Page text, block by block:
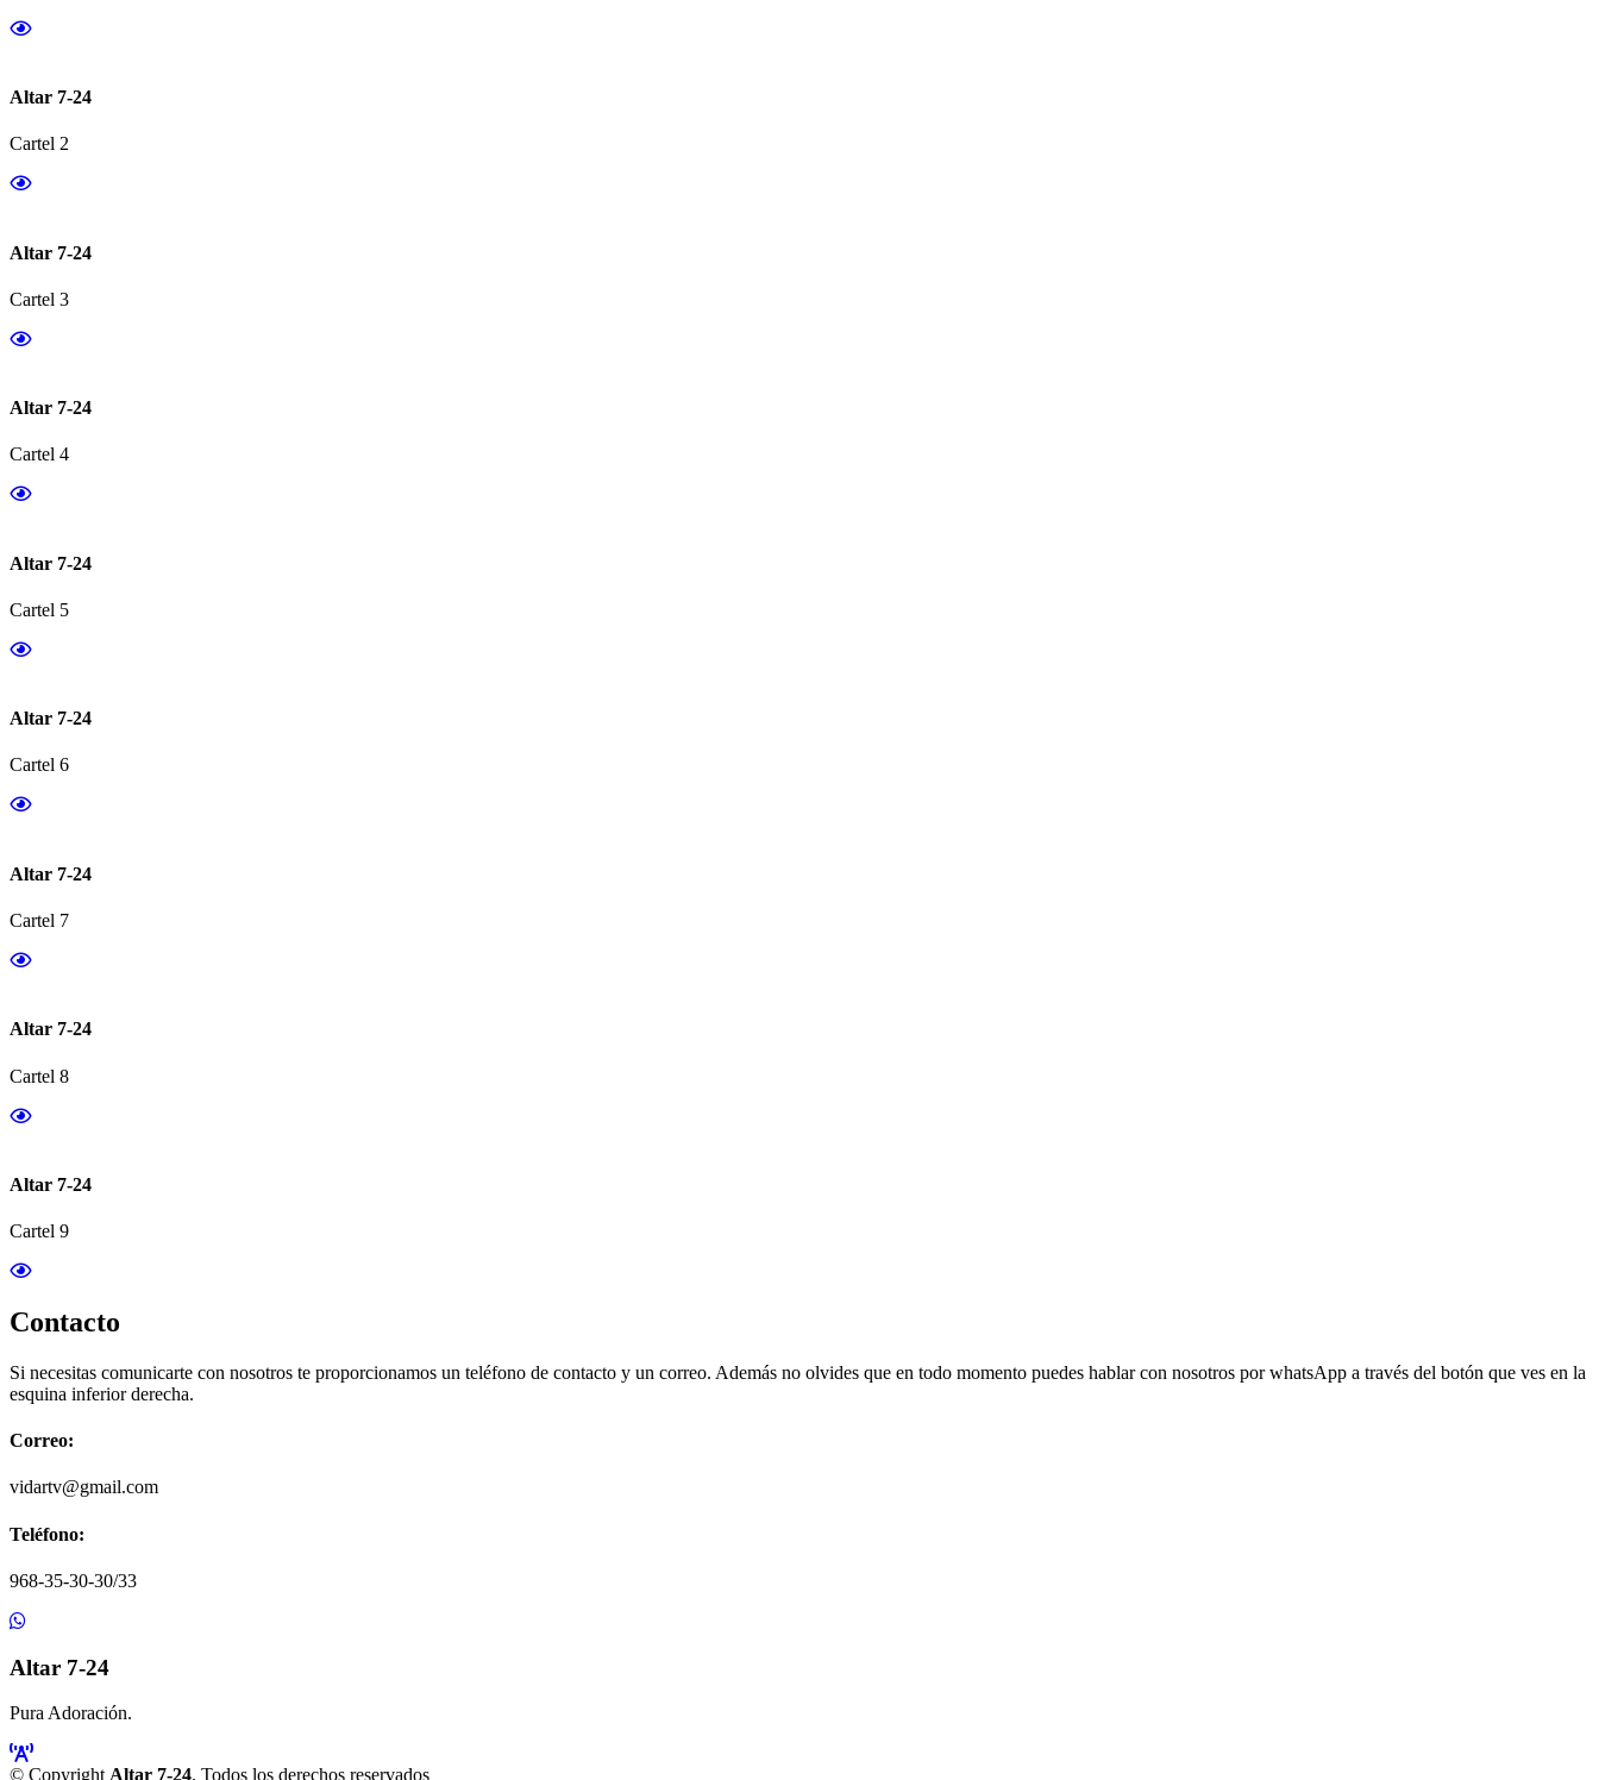
Altar 7-24
Cartel 2
Altar 7-24
Cartel 3
Altar 7-24
Cartel 4
Altar 7-24
Cartel 5
Altar 7-24
Cartel 6
Altar 7-24
Cartel 7
Altar 7-24
Cartel 8
Altar 7-24
Cartel 9
Contacto
Si necesitas comunicarte con nosotros te proporcionamos un teléfono de contacto y un correo. Además no olvides que en todo momento puedes hablar con nosotros por whatsApp a través del botón que ves en la
esquina inferior derecha.
Correo:
vidartv@gmail.com
Teléfono:
968-35-30-30/33
Altar 7-24
Pura Adoración.
© Copyright Altar 7-24. Todos los derechos reservados